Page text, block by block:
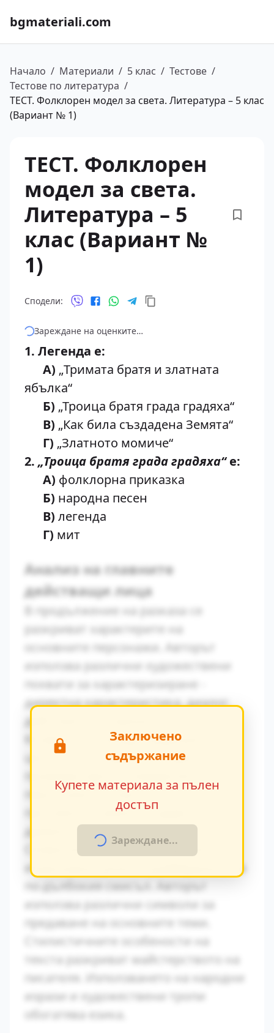
bgmateriali.com
Начало / Материали / 5 клас / Тестове /
Тестове по литература /
ТЕСТ. Фолклорен модел за света. Литература – 5 клас
(Вариант № 1)
ТЕСТ. Фолклорен
модел за света.
Литература – 5
клас (Вариант №
1)
Сподели:
Зареждане на оценките…
1. Легенда е:
A) „Тримата братя и златната
ябълка“
Б) „Троица братя града градяха“
B) „Как била създадена Земята“
Г) „Златното момиче“
2. „Троица братя града градяха“е:
A) фолклорна приказка
Б) народна песен
B) легенда
Г) мит
Анализ на главните
действащи лица
В продължение на разказа се
разкриват характерите на
основните персонажи. Авторът
използва различни художествени
похвати за характеризиране -
директна характеристика, диалог,
действия и вътрешен монолог.
Конфликтът между традиционните
ценности и модерните идеи се
персонажите. Това
противопоставяне създава
драматично напрежение.
Символиката в произведението
играе важна роля за разбирането на
използва различни символи за
предаване на основните теми.
Стилистичните особености на
текста разкриват майстерството на
писателя. Използването на народни
изрази и художествени тропи
обогатява езика.
Заключено
съдържание
Купете материала за пълен
достъп
Зареждане...